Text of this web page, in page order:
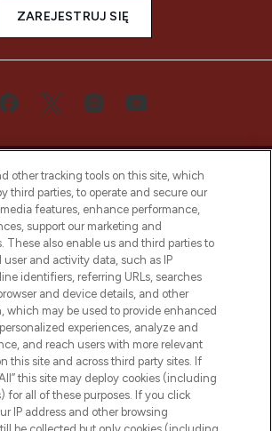
ZAREJESTRUJ SIĘ
osobą, która dowie się o
produktach, od niszowych i
marek, sezonowych trendach i
artykuły redakcyjne
z Sunday Supplement.
Zgoda na pliki cookie
Sell or Share My Personal
Information
& INFORMACJE
other tracking tools on this site, which
third parties, to operate and secure our
features, enhance performance,
support our marketing and
These also enable us and third parties to
user and activity data, such as IP
identifiers, referring URLs, searches
and device details, and other
which may be used to provide enhanced
experiences, analyze and
and reach users with more relevant
this site and across third party sites. If
this site may deploy cookies (including
for all of these purposes. If you click
IP address and other browsing